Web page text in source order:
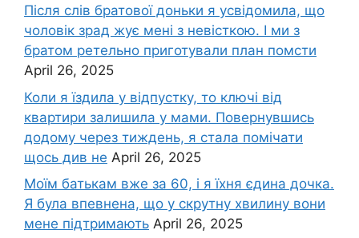
Після слів братової доньки я усвідомила, що
чоловік зpад жує мені з невісткою. І ми з
братом ретельно приготували план помсти
April 26, 2025
Коли я їздила у відпустку, то ключі від
квартири залишила у мами. Повернувшись
додому через тиждень, я стала помічати
щось див не April 26, 2025
Моїм батькам вже за 60, і я їхня єдина дочка.
Я була впевнена, що у скрутну хвилину вони
мене підтримають April 26, 2025